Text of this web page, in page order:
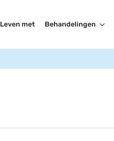
Leven met Behandelingen